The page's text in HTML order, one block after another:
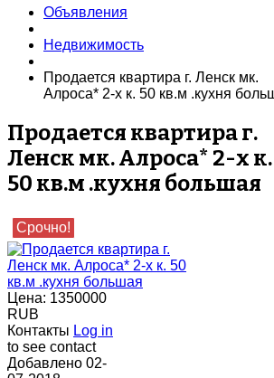
Объявления
Недвижимость
Продается квартира г. Ленск мк.
Алроса* 2-х к. 50 кв.м .кухня
Продается квартира г.
Ленск мк. Алроса* 2-х к.
50 кв.м .кухня большая
Срочно!
Цена: 1350000
RUB
Контакты Log in
to see contact
Добавлено 02-